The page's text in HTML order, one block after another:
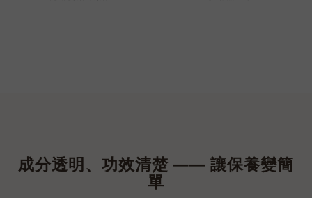
成分透明、功效清楚 —— 讓保養變簡
單